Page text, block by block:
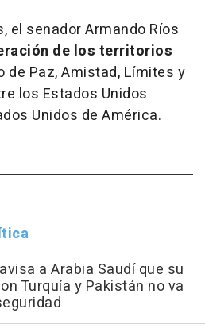
el senador Armando Ríos
de los territorios
de Paz, Amistad, Límites y
los Estados Unidos
Unidos de América.
a Arabia Saudí que su
Turquía y Pakistán no va